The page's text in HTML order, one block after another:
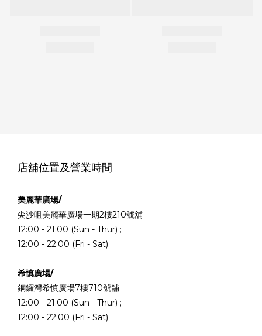
店舖位置及營業時間
美麗華廣場/
尖沙咀美麗華廣場一期2樓210號舖
12:00 - 21:00 (Sun - Thur) ;
12:00 - 22:00 (Fri - Sat)
希慎廣場/
銅鑼灣希慎廣場7樓710號舖
12:00 - 21:00 (Sun - Thur) ;
12:00 - 22:00 (Fri - Sat)